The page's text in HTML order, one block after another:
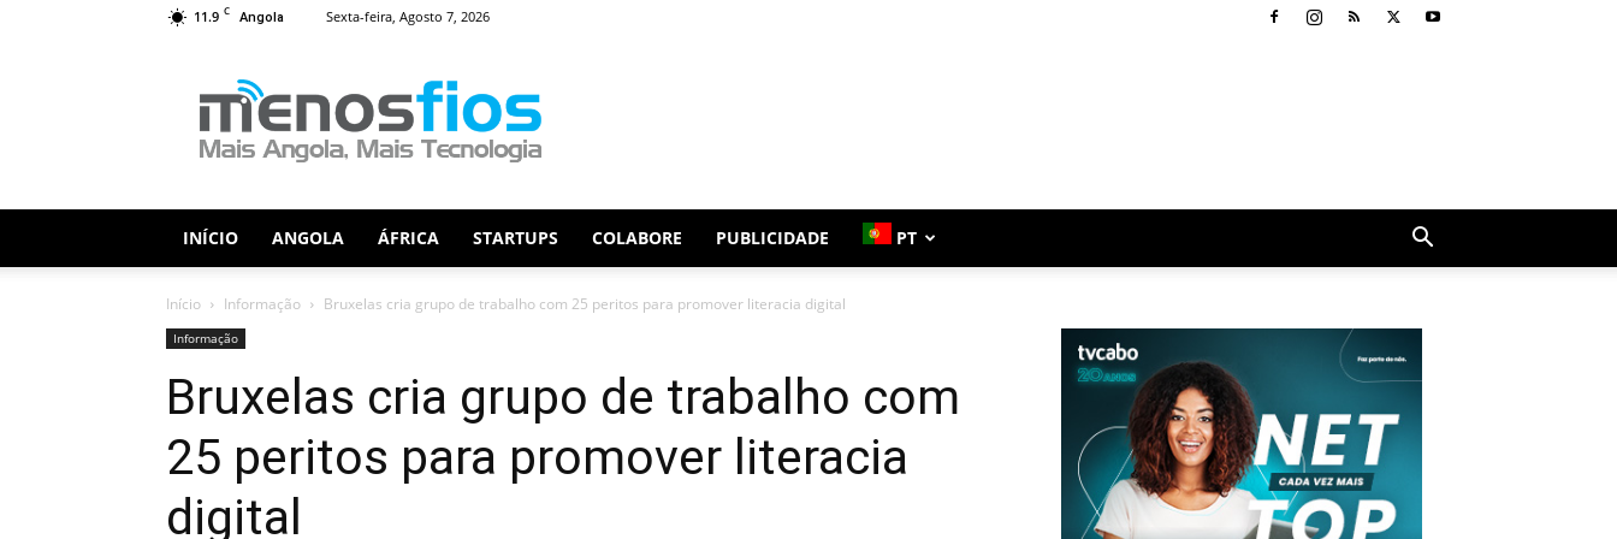
11.9 C Angola Sexta-feira, Agosto 7, 2026
Fios
INÍCIO ANGOLA ÁFRICA STARTUPS COLABORE PUBLICIDADE PT
Início Informação Bruxelas cria grupo de trabalho com 25 peritos para promover literacia digital
Informação
Bruxelas cria grupo de trabalho com
25 peritos para promover literacia
digital